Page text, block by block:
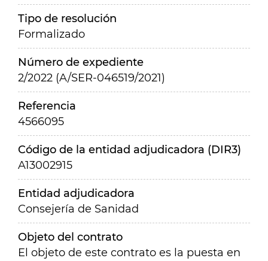
Tipo de resolución
Formalizado
Número de expediente
2/2022 (A/SER-046519/2021)
Referencia
4566095
Código de la entidad adjudicadora (DIR3)
A13002915
Entidad adjudicadora
Consejería de Sanidad
Objeto del contrato
El objeto de este contrato es la puesta en